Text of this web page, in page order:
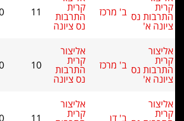
נס ב' מרכז קרית
התרבות 11
30.0
26.5
נס ב' מרכז קרית
התרבות 10
21.0
19.5
ב' דן קרית 11
26.0
23.5